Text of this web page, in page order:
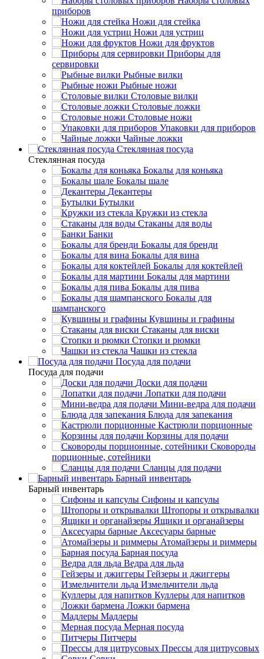
приборов
Ножи для стейка
Ножи для устриц
Ножи для фруктов
Приборы для
сервировки
Рыбные вилки
Рыбные ножи
Столовые вилки
Столовые ложки
Столовые ножи
Упаковки для приборов
Чайные ложки
Стеклянная посуда
Стеклянная посуда
Бокалы для коньяка
Бокалы шале
Декантеры
Бутылки
Кружки из стекла
Стаканы для воды
Банки
Бокалы для бренди
Бокалы для вина
Бокалы для коктейлей
Бокалы для мартини
Бокалы для пива
Бокалы для
шампанского
Кувшины и графины
Стаканы для виски
Стопки и рюмки
Чашки из стекла
Посуда для подачи
Посуда для подачи
Доски для подачи
Лопатки для подачи
Мини-ведра для подачи
Блюда для запекания
Кастрюли порционные
Корзины для подачи
Сковороды
порционные, сотейники
Сланцы для подачи
Барный инвентарь
Барный инвентарь
Сифоны и капсулы
Штопоры и открывалки
Ящики и органайзеры
Аксесуары барные
Атомайзеры и риммеры
Барная посуда
Ведра для льда
Гейзеры и джиггеры
Измельчители льда
Куллеры для напитков
Ложки бармена
Мадлеры
Мерная посуда
Питчеры
Прессы для цитрусовых